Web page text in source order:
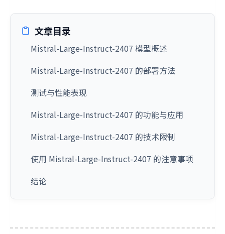
文章目录
Mistral-Large-Instruct-2407 模型概述
Mistral-Large-Instruct-2407 的部署方法
测试与性能表现
Mistral-Large-Instruct-2407 的功能与应用
Mistral-Large-Instruct-2407 的技术限制
使用 Mistral-Large-Instruct-2407 的注意事项
结论